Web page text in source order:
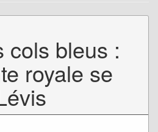
n
o
cols bleus :
royale se